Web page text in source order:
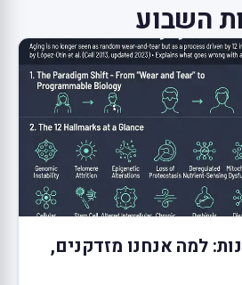
השבוע
למה אנחנו מזדקנים,